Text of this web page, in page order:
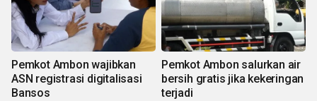
Pemkot Ambon wajibkan
ASN registrasi digitalisasi
Bansos
Pemkot Ambon salurkan air
bersih gratis jika kekeringan
terjadi